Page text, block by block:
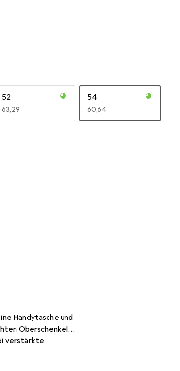
52
EUR
63,29
54
EUR
60,64
Handytasche und
Oberschenkel,
verstärkte